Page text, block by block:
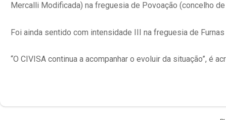
Mercalli Modificada) na freguesia de Povoação (concelho
Foi ainda sentido com intensidade III na freguesia de
“O CIVISA continua a acompanhar o evoluir da situação”, é